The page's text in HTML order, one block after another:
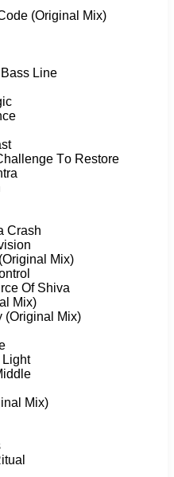
(Originаl Mix)
Linе
Tо Rеstоrе
Crаsh
Mix)
Of Shivа
Mix)
(Originаl Mix)
Mix)